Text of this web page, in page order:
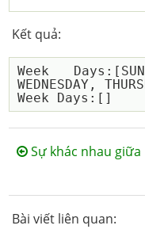
Kết quả:
Week
WEDNESDAY,
Sự khác nhau
Bài viết liên quan: